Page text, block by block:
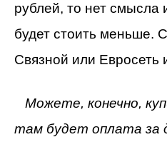
рублей, то нет смысла
будет стоить меньше.
Связной или Евросеть
Можете, конечно,
там будет оплата за